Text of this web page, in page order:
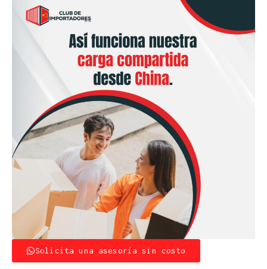
Solicita una asesoría sin costo